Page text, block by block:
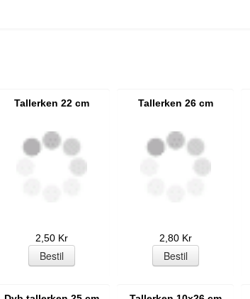
Tallerken 22 cm
2,50 Kr
Tallerken 26 cm
2,80 Kr